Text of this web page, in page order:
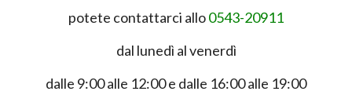
potete contattarci allo0543-20911
dal lunedì al venerdì
dalle 9:00 alle 12:00 e dalle 16:00 alle 19:00